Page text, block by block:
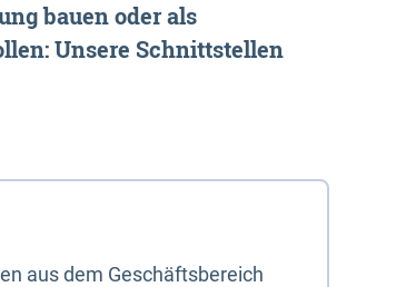
bauen oder als
Unsere Schnittstellen
aus dem Geschäftsbereich